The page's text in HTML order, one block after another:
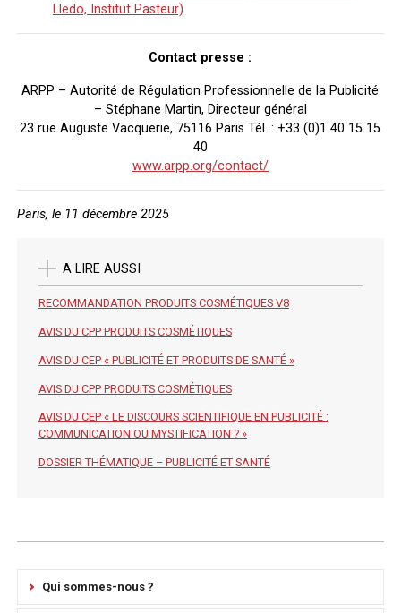
Lledo, Institut Pasteur)
Contact presse :
ARPP – Autorité de Régulation Professionnelle de la Publicité
– Stéphane Martin, Directeur général
23 rue Auguste Vacquerie, 75116 Paris Tél. : +33 (0)1 40 15 15
40
www.arpp.org/contact/
Paris, le 11 décembre 2025
A LIRE AUSSI
RECOMMANDATION PRODUITS COSMÉTIQUES V8
AVIS DU CPP PRODUITS COSMÉTIQUES
AVIS DU CEP « PUBLICITÉ ET PRODUITS DE SANTÉ »
AVIS DU CPP PRODUITS COSMÉTIQUES
AVIS DU CEP « LE DISCOURS SCIENTIFIQUE EN PUBLICITÉ :
COMMUNICATION OU MYSTIFICATION ? »
DOSSIER THÉMATIQUE – PUBLICITÉ ET SANTÉ
Qui sommes-nous ?